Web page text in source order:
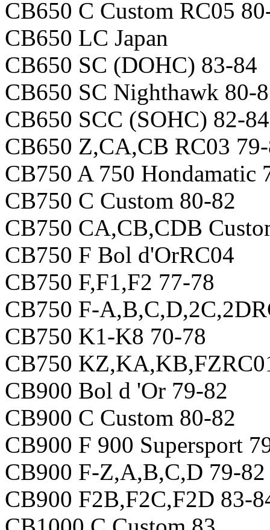
CB650 C Custom RC05
CB650 LC Japan
CB650 SC (DOHC) 83-84
CB650 SC Nighthawk 80-
CB650 SCC (SOHC) 82-84
CB650 Z,CA,CB RC03
CB750 A 750 Hondamatic
CB750 C Custom 80-82
CB750 CA,CB,CDB
CB750 F Bol d'OrRC04
CB750 F,F1,F2 77-78
CB750 F-
CB750 K1-K8 70-78
CB750
CB900 Bol d 'Or 79-82
CB900 C Custom 80-82
CB900 F 900 Supersport
CB900 F-Z,A,B,C,D 79-82
CB900 F2B,F2C,F2D 83-